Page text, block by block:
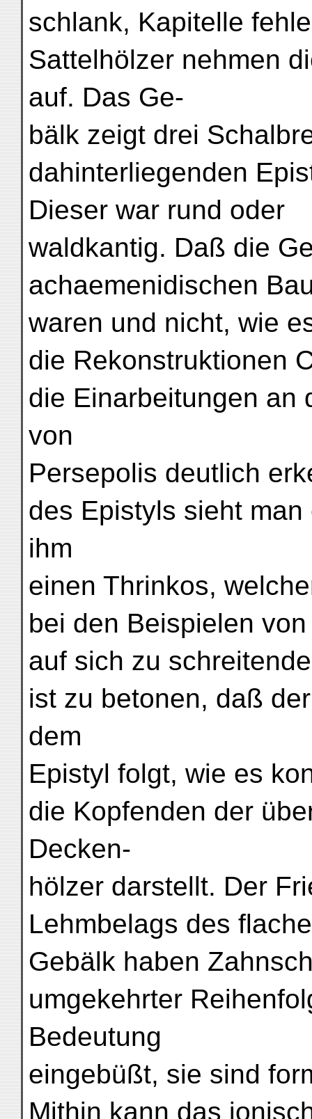
schlank, Kapitelle
Sattelhölzer nehmen
auf. Das Ge-
bälk zeigt drei
dahinterliegenden
Dieser war rund oder
waldkantig. Daß die
achaemenidischen
waren und nicht, wie
die Rekonstruktionen
die Einarbeitungen an
von
Persepolis deutlich
des Epistyls sieht
ihm
einen Thrinkos,
bei den Beispielen
auf sich zu
ist zu betonen, daß
dem
Epistyl folgt, wie es
die Kopfenden der
Decken-
hölzer darstellt. Der
Lehmbelags des
Gebälk haben
umgekehrter
Bedeutung
eingebüßt, sie sind
Mithin kann das